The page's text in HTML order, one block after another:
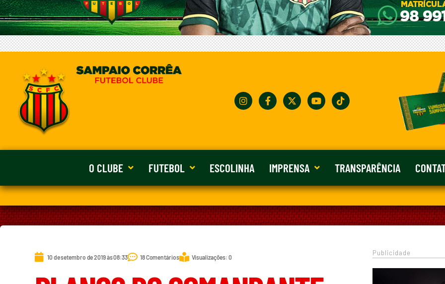
O CLUBE FUTEBOL ESCOLINHA IMPRENSA TRANSPARÊNCIA
10 de setembro de 2019 às 08:33 18 Comentários Visualizações: 0
Publicidade